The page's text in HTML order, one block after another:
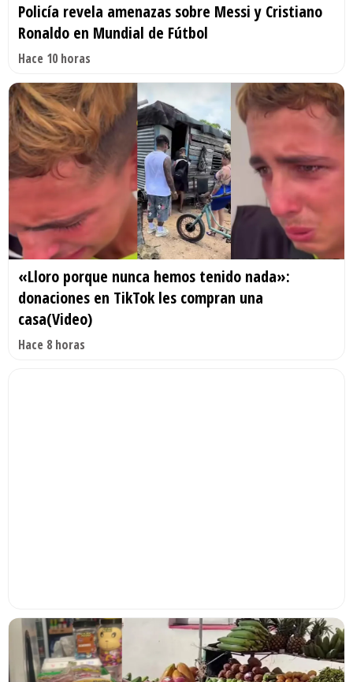
Policía revela amenazas sobre Messi y Cristiano
Ronaldo en Mundial de Fútbol
Hace 10 horas
«Lloro porque nunca hemos tenido nada»:
donaciones en TikTok les compran una
casa(Video)
Hace 8 horas